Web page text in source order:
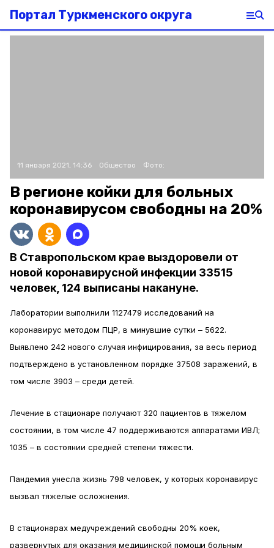
Портал Туркменского округа
11 января 2021, 14:36 Общество Фото:
В регионе койки для больных
коронавирусом свободны на 20%
В Ставропольском крае выздоровели от
новой коронавирусной инфекции 33515
человек, 124 выписаны накануне.
Лаборатории выполнили 1127479 исследований на
коронавирус методом ПЦР, в минувшие сутки – 5622.
Выявлено 242 нового случая инфицирования, за весь период
подтверждено в установленном порядке 37508 заражений, в
том числе 3903 – среди детей.
Лечение в стационаре получают 320 пациентов в тяжелом
состоянии, в том числе 47 поддерживаются аппаратами ИВЛ;
1035 – в состоянии средней степени тяжести.
Пандемия унесла жизнь 798 человек, у которых коронавирус
вызвал тяжелые осложнения.
В стационарах медучреждений свободны 20% коек,
развернутых для оказания медицинской помощи больным